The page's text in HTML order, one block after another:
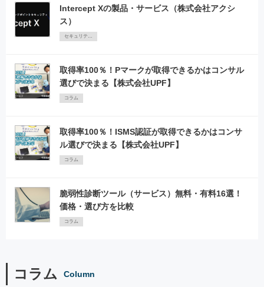
Intercept Xの製品・サービス（株式会社アクシ
ス）
セキュリティPR
取得率100％！Pマークが取得できるかはコンサル
選びで決まる【株式会社UPF】
コラム
取得率100％！ISMS認証が取得できるかはコンサ
ル選びで決まる【株式会社UPF】
コラム
脆弱性診断ツール（サービス）無料・有料16選！
価格・選び方を比較
コラム
コラム Column